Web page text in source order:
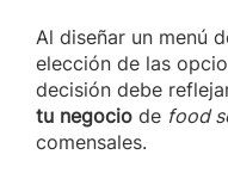
Al diseñar un menú
elección de las
decisión debe
tu negocio de food
comensales.